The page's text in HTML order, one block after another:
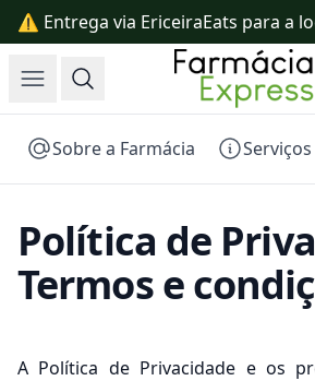
⚠️ Entrega via EriceiraEats para a
Open menu
Search
Farmácia Express
Sobre a Farmácia
Política de
Termos e
A Política de Privacidade e os